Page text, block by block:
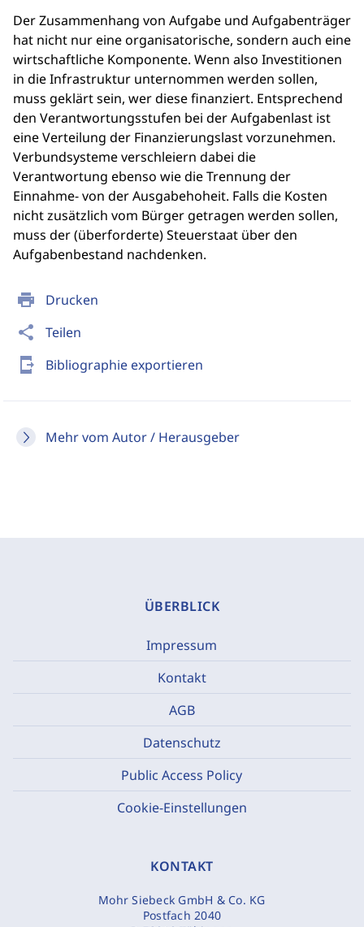
print Drucken
share Teilen
send_to_mobile Bibliographie exportieren
Mehr vom Autor / Herausgeber
Der Zusammenhang von Aufgabe und Aufgabenträger
hat nicht nur eine organisatorische, sondern auch eine
wirtschaftliche Komponente. Wenn also Investitionen
in die Infrastruktur unternommen werden sollen,
muss geklärt sein, wer diese finanziert. Entsprechend
den Verantwortungsstufen bei der Aufgabenlast ist
eine Verteilung der Finanzierungslast vorzunehmen.
Verbundsysteme verschleiern dabei die
Verantwortung ebenso wie die Trennung der
Einnahme- von der Ausgabehoheit. Falls die Kosten
nicht zusätzlich vom Bürger getragen werden sollen,
muss der (überforderte) Steuerstaat über den
Aufgabenbestand nachdenken.
ÜBERBLICK
Impressum
Kontakt
AGB
Datenschutz
Public Access Policy
Cookie-Einstellungen
KONTAKT
Mohr Siebeck GmbH & Co. KG
Postfach 2040